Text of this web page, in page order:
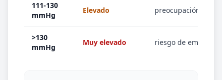
111-130
mmHg
Elevado preocupación por
>130
mmHg
Muy elevado riesgo de